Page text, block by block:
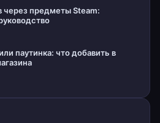
через предметы Steam:
паутинка: что добавить в